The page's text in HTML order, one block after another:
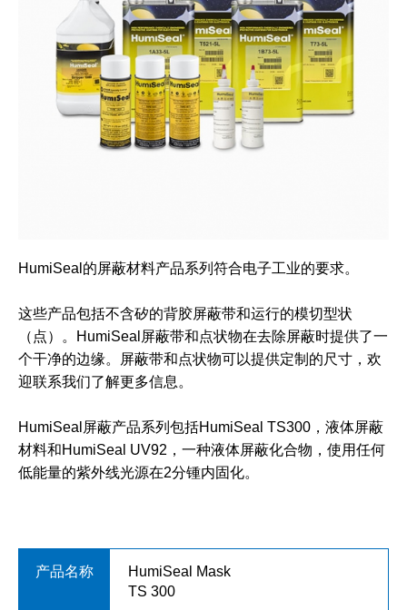
HumiSeal的屏蔽材料产品系列符合电子工业的要求。
这些产品包括不含矽的背胶屏蔽带和运行的模切型状
（点）。HumiSeal屏蔽带和点状物在去除屏蔽时提供了一
个干净的边缘。屏蔽带和点状物可以提供定制的尺寸，欢
迎联系我们了解更多信息。
HumiSeal屏蔽产品系列包括HumiSeal TS300，液体屏蔽
材料和HumiSeal UV92，一种液体屏蔽化合物，使用任何
低能量的紫外线光源在2分锺内固化。
HumiSeal Mask
TS 300